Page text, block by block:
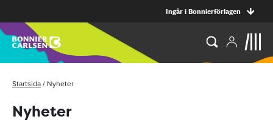
Ingår i Bonnierförlagen
Startsida/ Nyheter
Nyheter